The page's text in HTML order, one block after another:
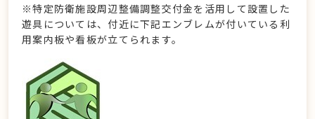
※特定防衛施設周辺整備調整交付金を活用して設置した
遊具については、付近に下記エンブレムが付いている利
用案内板や看板が立てられます。